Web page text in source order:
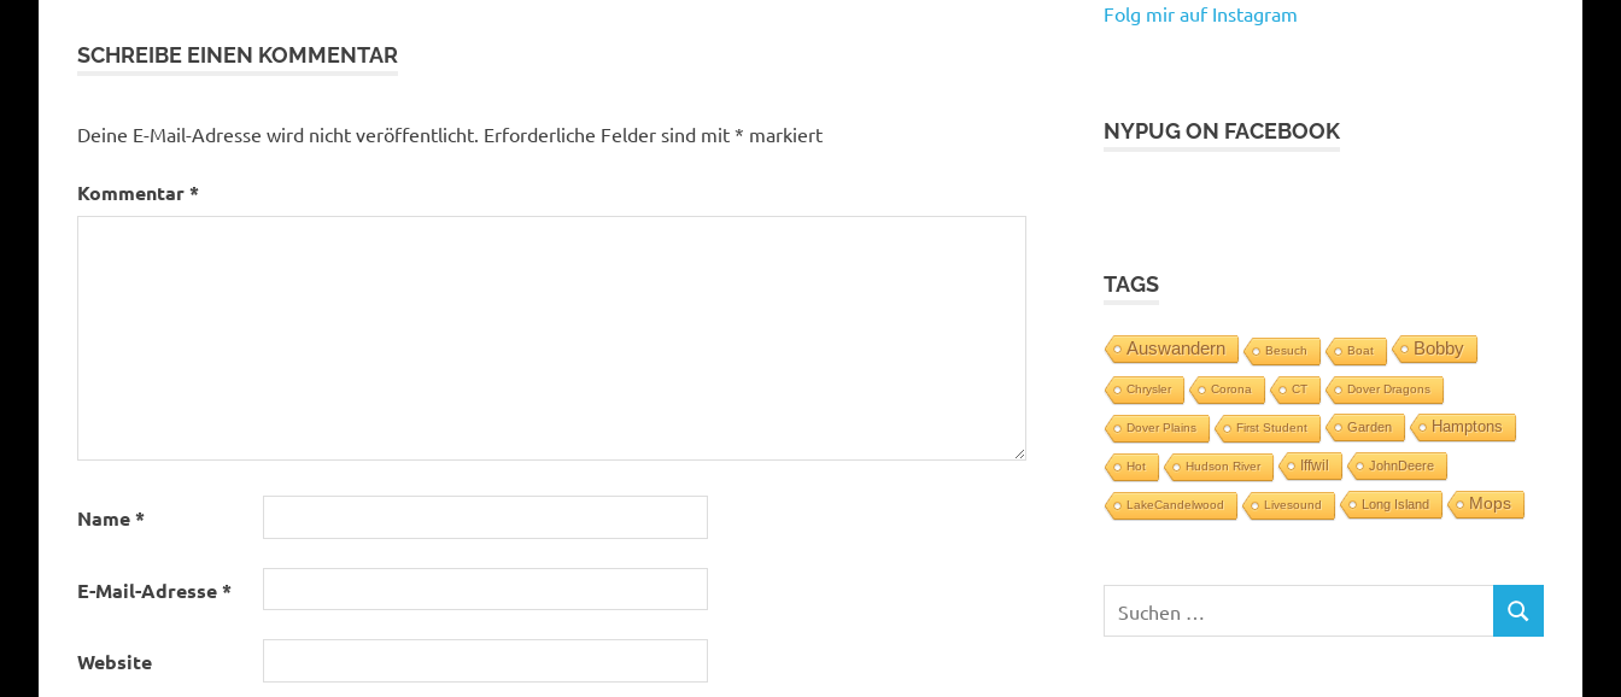
SCHREIBE EINEN KOMMENTAR
Deine E-Mail-Adresse wird nicht veröffentlicht. Erforderliche Felder sind mit * markiert
Kommentar*
Name*
E-Mail-Adresse*
Website
Folg mir auf Instagram
NYPUG ON FACEBOOK
TAGS
Auswandern Besuch Boat Bobby
Chrysler Corona CT Dover Dragons
Dover Plains First Student Garden Hamptons
Hot Hudson River Iffwil JohnDeere
LakeCandelwood Livesound Long Island Mops
nach:
SUCHEN